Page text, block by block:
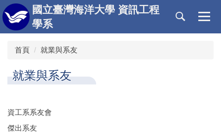
跳
到
主
國立臺灣海洋大學 資訊工程
學系
首頁 就業與系友
就業與系友
資工系系友會
傑出系友